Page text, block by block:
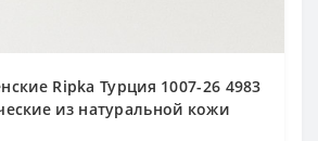
Ripka Турция 1007-26 4983
из натуральной кожи